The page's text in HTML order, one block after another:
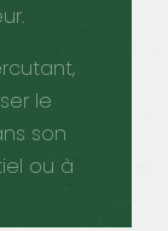
le
son
ou à